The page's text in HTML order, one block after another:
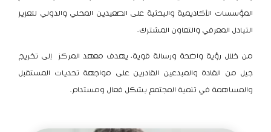
المؤسسات الأكاديمية والبحثية على الصعيدين المحلي والدولي لتعزيز
التبادل المعرفي والتعاون المشترك.
من خلال رؤية واضحة ورسالة قوية، يهدف معهد المركز إلى تخريج
جيل من القادة والمبدعين القادرين على مواجهة تحديات المستقبل
والمساهمة في تنمية المجتمع بشكل فعال ومستدام.